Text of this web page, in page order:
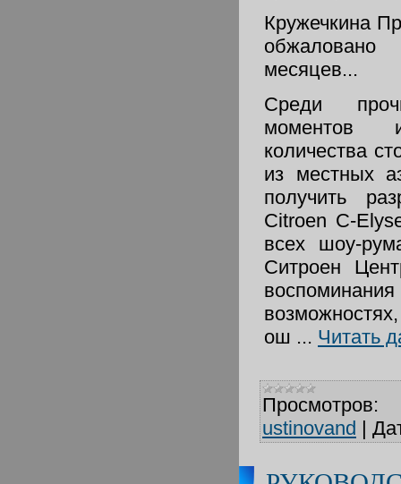
Кружечкина
месяцев...
Среди
моментов
количества
из местных
получить
Citroen C-
всех шоу-
Ситроен
ош ... Читать
Просмотров:
ustinovand |